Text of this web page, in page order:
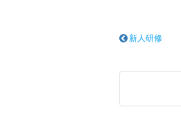
新人研修